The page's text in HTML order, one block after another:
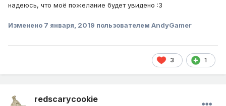
надеюсь, что моё пожелание будет увидено :3
Изменено 7 января, 2019 пользователем AndyGamer
3 1
redscarycookie